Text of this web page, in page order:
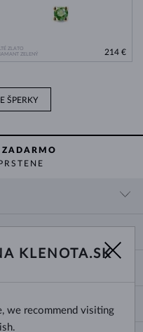
ZLATO
ZELENÝ
214 €
ŠPERKY
KLENOTA.SK
we recommend visiting